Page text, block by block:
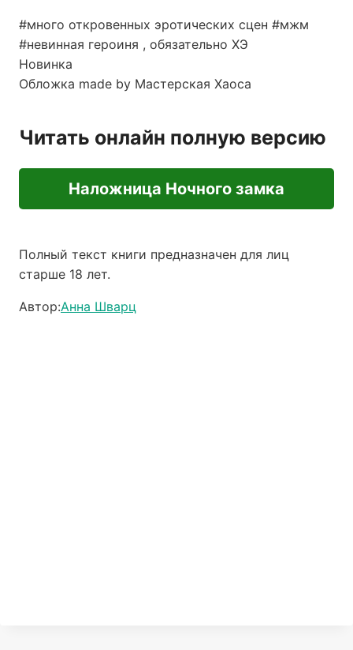
#много откровенных эротических сцен #мжм
#невинная героиня , обязательно ХЭ
Новинка
Обложка made by Мастерская Хаоса
Читать онлайн полную версию
Наложница Ночного замка
Полный текст книги предназначен для лиц
старше 18 лет.
Автор:Анна Шварц